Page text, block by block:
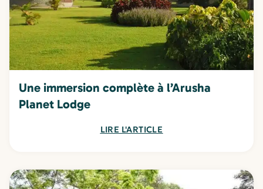
Une immersion complète à l’Arusha
Planet Lodge
LIRE L'ARTICLE